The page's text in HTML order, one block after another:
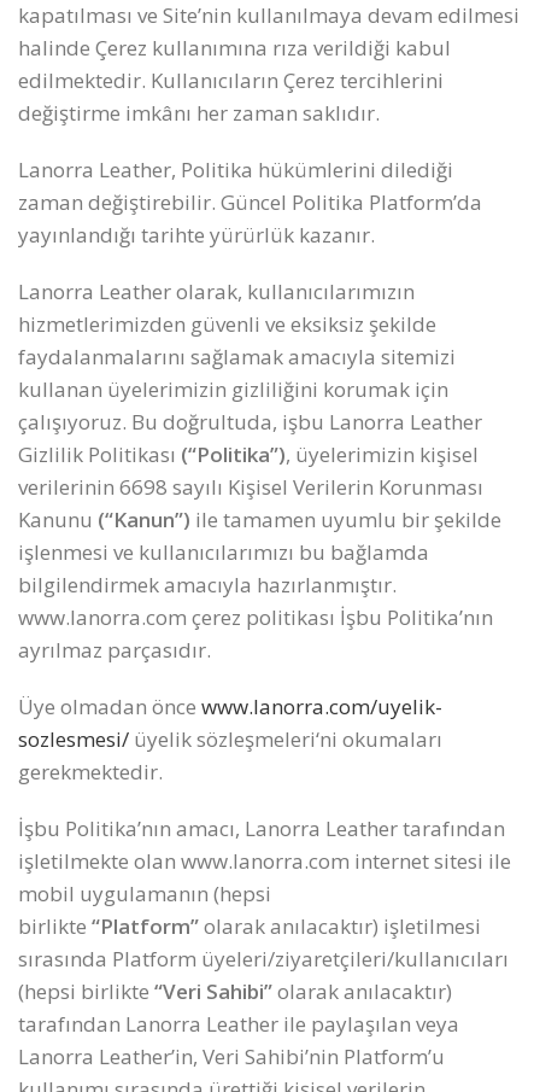
kapatılması ve Site’nin kullanılmaya devam edilmesi
halinde Çerez kullanımına rıza verildiği kabul
edilmektedir. Kullanıcıların Çerez tercihlerini
değiştirme imkânı her zaman saklıdır.
Lanorra Leather, Politika hükümlerini dilediği
zaman değiştirebilir. Güncel Politika Platform’da
yayınlandığı tarihte yürürlük kazanır.
Lanorra Leather olarak, kullanıcılarımızın
hizmetlerimizden güvenli ve eksiksiz şekilde
faydalanmalarını sağlamak amacıyla sitemizi
kullanan üyelerimizin gizliliğini korumak için
çalışıyoruz. Bu doğrultuda, işbu Lanorra Leather
Gizlilik Politikası (“Politika”), üyelerimizin kişisel
verilerinin 6698 sayılı Kişisel Verilerin Korunması
Kanunu (“Kanun”) ile tamamen uyumlu bir şekilde
işlenmesi ve kullanıcılarımızı bu bağlamda
bilgilendirmek amacıyla hazırlanmıştır.
www.lanorra.com çerez politikası İşbu Politika’nın
ayrılmaz parçasıdır.
Üye olmadan önce www.lanorra.com/uyelik-
sozlesmesi/ üyelik sözleşmeleri‘ni okumaları
gerekmektedir.
İşbu Politika’nın amacı, Lanorra Leather tarafından
işletilmekte olan www.lanorra.com internet sitesi ile
mobil uygulamanın (hepsi
birlikte “Platform”olarak anılacaktır) işletilmesi
sırasında Platform üyeleri/ziyaretçileri/kullanıcıları
(hepsi birlikte “Veri Sahibi”olarak anılacaktır)
tarafından Lanorra Leather ile paylaşılan veya
Lanorra Leather’in, Veri Sahibi’nin Platform’u